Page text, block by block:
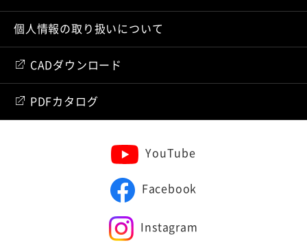
個人情報の取り扱いについて
CADダウンロード
PDFカタログ
YouTube
Facebook
Instagram